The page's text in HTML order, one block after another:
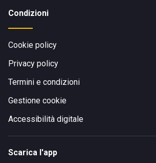
Condizioni
Cookie policy
Privacy policy
Termini e condizioni
Gestione cookie
Accessibilità digitale
Scarica l'app